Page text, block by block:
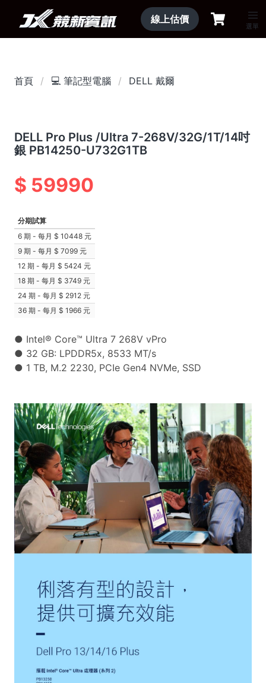
線上估價
選單
首頁 💻 筆記型電腦 DELL 戴爾
DELL Pro Plus /Ultra 7-268V/32G/1T/14吋
銀 PB14250-U732G1TB
分期試算
6 期 - 每月
10448 元
9 期 - 每月
7099 元
12 期 - 每月
5424 元
18 期 - 每月
3749 元
24 期 - 每月
2912 元
36 期 - 每月
1966 元
59990
● Intel® Core™ Ultra 7 268V vPro
● 32 GB: LPDDR5x, 8533 MT/s
● 1 TB, M.2 2230, PCIe Gen4 NVMe, SSD